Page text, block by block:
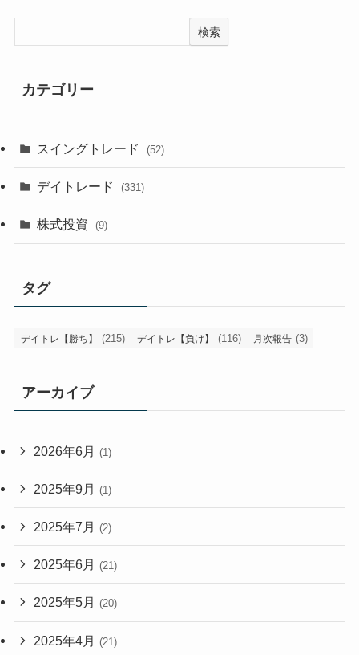
検索
カテゴリー
スイングトレード (52)
デイトレード (331)
株式投資 (9)
タグ
デイトレ【勝ち】 (215) デイトレ【負け】 (116) 月次報告 (3)
アーカイブ
2026年6月 (1)
2025年9月 (1)
2025年7月 (2)
2025年6月 (21)
2025年5月 (20)
2025年4月 (21)